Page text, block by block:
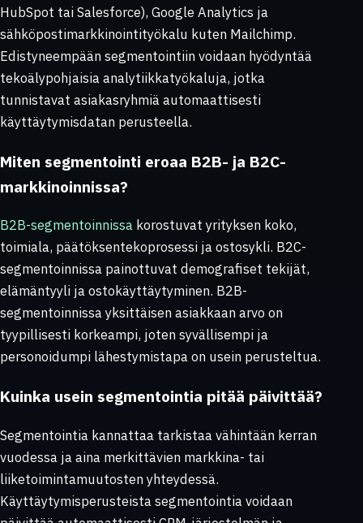
HubSpot tai Salesforce), Google Analytics ja
sähköpostimarkkinointityökalu kuten Mailchimp.
Edistyneempään segmentointiin voidaan hyödyntää
tekoälypohjaisia analytiikkatyökaluja, jotka
tunnistavat asiakasryhmiä automaattisesti
käyttäytymisdatan perusteella.
Miten segmentointi eroaa B2B- ja B2C-
markkinoinnissa?
B2B-segmentoinnissa korostuvat yrityksen koko,
toimiala, päätöksentekoprosessi ja ostosykli. B2C-
segmentoinnissa painottuvat demografiset tekijät,
elämäntyyli ja ostokäyttäytyminen. B2B-
segmentoinnissa yksittäisen asiakkaan arvo on
tyypillisesti korkeampi, joten syvällisempi ja
personoidumpi lähestymistapa on usein perusteltua.
Kuinka usein segmentointia pitää päivittää?
Segmentointia kannattaa tarkistaa vähintään kerran
vuodessa ja aina merkittävien markkina- tai
liiketoimintamuutosten yhteydessä.
Käyttäytymisperusteista segmentointia voidaan